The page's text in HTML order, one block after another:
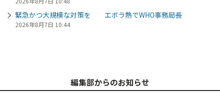
緊急かつ大規模な対策を エボラ熱でWHO事務局長
2026年8月7日 10:44
編集部からのお知らせ